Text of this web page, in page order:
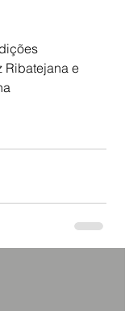
Ribatejana e